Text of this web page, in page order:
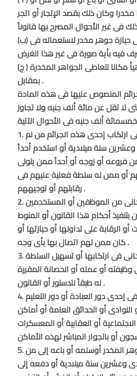
وكان ذلك بقصد الإتجار أو اتجر
(ب) كل من رخص له فى حيازة جوهر مخدر لاستعماله فى
(ج ) كل من أدار أو هيأ مكانا لتعاطى الجواهر المخدرة
بمقابل .
المنصوص عليها فى هذه المادة
لا تقل عن مائة ألف جنيه ولا تجاوز
1. إذا استخدم الجانى فى ارتكاب إحدى هذه الجرائم من لم
سنة ميلادية أو استخدم أحداً
فروعه أو زوجه أو أحداً ممن يتولى
أو ممن له سلطة فعلية عليهم فى
رقابتهم أو توجيههم .
2. إذا كان الجانى من الموظفين أو المستخدمين
بتنفيذ أحكام هذا القانون أو المنوط
الرقابة على تداولها أو حيازتها أو
كان ممن لهم اتصال بها بأى وجه .
3. إذا استغل الجانى فى ارتكابها أو تسهيل السلطة
أو عمله أو الحصانة المقررة
له طبقاً للدستور أو القانون .
4. إذا وقعت الجريمة فى إحدى دور العبادة أو دور التعليم
أو الحدائق العامة أو أماكن
أو العقابية أو المعسكرات
5. إذا قدم الجانى الجوهر المخدر أوسلمه أو باعه إلى من
وعشرين سنة ميلادية أو دفعه إلى